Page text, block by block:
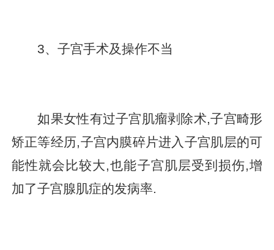
3、子宫手术及操作不当
如果女性有过子宫肌瘤剥除术,子宫畸形
矫正等经历,子宫内膜碎片进入子宫肌层的可
能性就会比较大,也能子宫肌层受到损伤,增
加了子宫腺肌症的发病率.